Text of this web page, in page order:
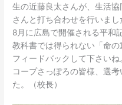
生の近藤良太さんが、生活
さんと打ち合わせを行いまし
8月に広島で開催される平和
教科書では得られない「命
フィードバックして下さいね
コープさっぽろの皆様、選
た。（校長）